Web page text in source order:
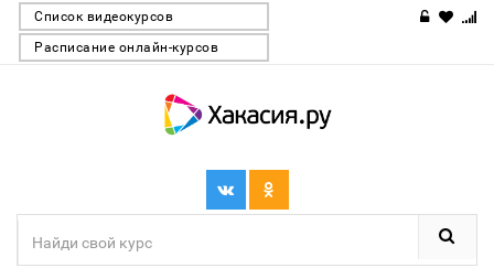
Список видеокурсов
Расписание онлайн-курсов